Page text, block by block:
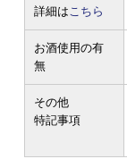
詳細は こちら
お酒使用の有
無
その他
特記事項